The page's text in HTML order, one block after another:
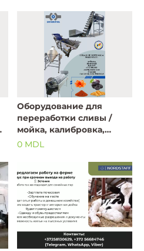
Оборудование для
переработки сливы /
мойка, калибровка,
сушка, упаковка MADE IN
0 MDL